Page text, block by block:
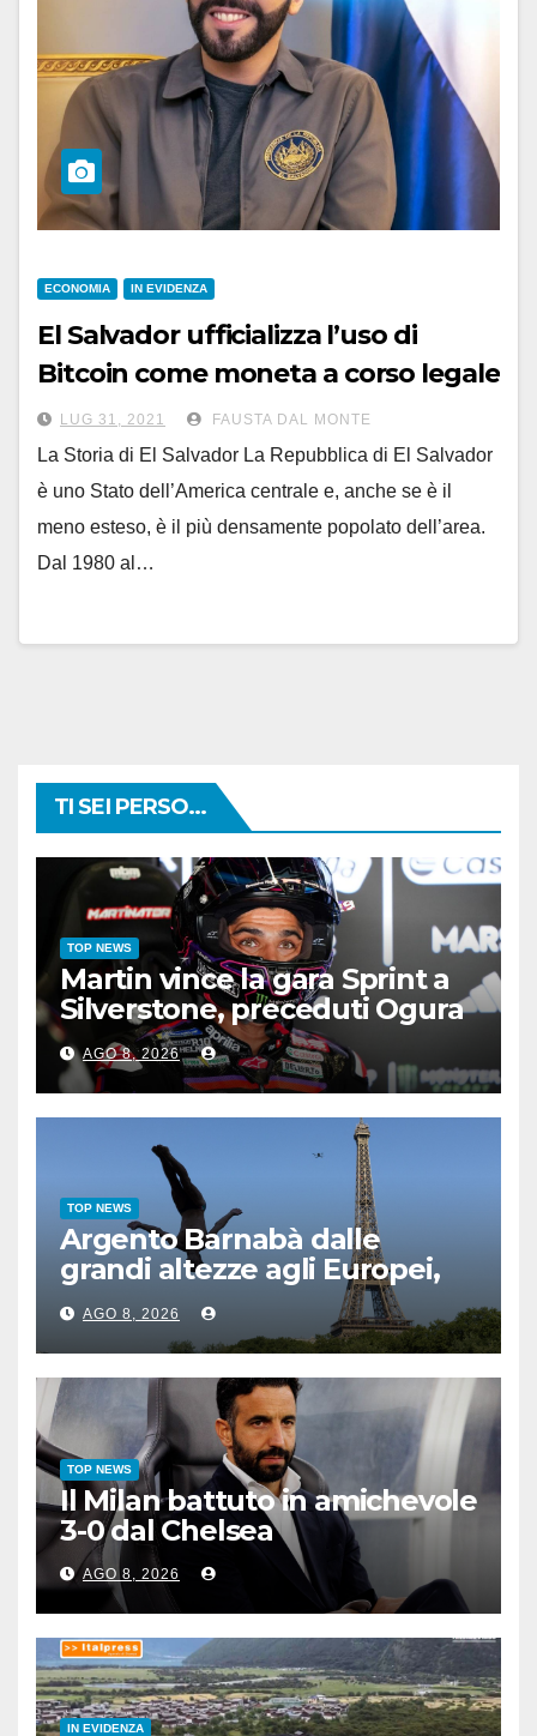
ECONOMIA IN EVIDENZA
El Salvador ufficializza l’uso di
Bitcoin come moneta a corso legale
LUG 31, 2021 FAUSTA DAL MONTE
La Storia di El Salvador La Repubblica di El Salvador
è uno Stato dell’America centrale e, anche se è il
meno esteso, è il più densamente popolato dell’area.
Dal 1980 al…
TI SEI PERSO...
TOP NEWS
Martin vince la gara Sprint a
Silverstone, preceduti Ogura
e Bezzecchi
AGO 8, 2026
TOP NEWS
Argento Barnabà dalle
grandi altezze agli Europei,
bis azzurro dopo Cosetti
AGO 8, 2026
TOP NEWS
Il Milan battuto in amichevole
3-0 dal Chelsea
AGO 8, 2026
IN EVIDENZA